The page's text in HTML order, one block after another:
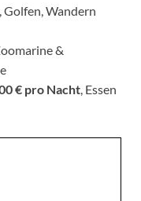
Golfen, Wandern
&
€ pro Nacht , Essen